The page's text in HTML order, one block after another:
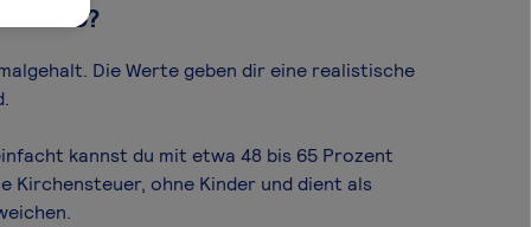
Brutto?
Die Werte geben dir eine realistische
kannst du mit etwa 48 bis 65 Prozent
Kirchensteuer, ohne Kinder und dient als